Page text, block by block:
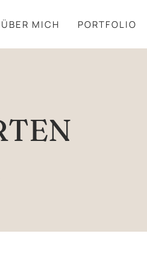
ÜBER MICH PORTFOLIO